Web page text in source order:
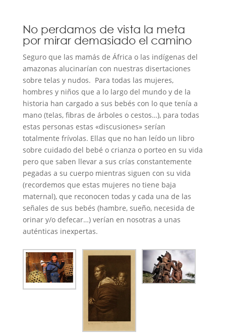
No perdamos de vista la meta
por mirar demasiado el camino
Seguro que las mamás de África o las indígenas del
amazonas alucinarían con nuestras disertaciones
sobre telas y nudos. Para todas las mujeres,
hombres y niños que a lo largo del mundo y de la
historia han cargado a sus bebés con lo que tenía a
mano (telas, fibras de árboles o cestos…), para todas
estas personas estas «discusiones» serían
totalmente frívolas. Ellas que no han leído un libro
sobre cuidado del bebé o crianza o porteo en su vida
pero que saben llevar a sus crías constantemente
pegadas a su cuerpo mientras siguen con su vida
(recordemos que estas mujeres no tiene baja
maternal), que reconocen todas y cada una de las
señales de sus bebés (hambre, sueño, necesida de
orinar y/o defecar…) verían en nosotras a unas
auténticas inexpertas.